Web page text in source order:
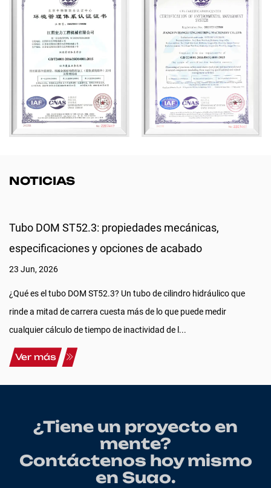
petróleo y gas. Certificada según las normas ISO 9001, ISO 14001,
CE y RoHS, Hongli es más que un fabricante: somos un socio
confiable a largo plazo para clientes industriales globales.
NOTICIAS
Tubo DOM ST52.3: propiedades mecánicas,
especificaciones y opciones de acabado
23 Jun, 2026
¿Qué es el tubo DOM ST52.3? Un tubo de cilindro hidráulico que
rinde a mitad de carrera cuesta más de lo que puede medir
cualquier cálculo de tiempo de inactividad de l...
Ver más
¿Tiene un proyecto en
mente?
Contáctenos hoy mismo
en Suao.